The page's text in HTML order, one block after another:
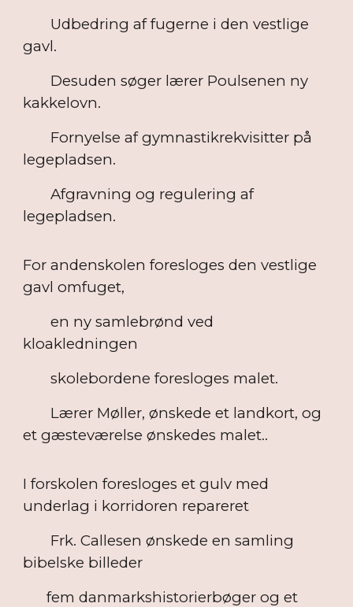
Udbedring af fugerne i den vestlige
gavl.
Desuden søger lærer Poulsenen ny
kakkelovn.
Fornyelse af gymnastikrekvisitter på
legepladsen.
Afgravning og regulering af
legepladsen.
For andenskolen foresloges den vestlige
gavl omfuget,
en ny samlebrønd ved
kloakledningen
skolebordene foresloges malet.
Lærer Møller, ønskede et landkort, og
et gæsteværelse ønskedes malet..
I forskolen foresloges et gulv med
underlag i korridoren repareret
Frk. Callesen ønskede en samling
bibelske billeder
fem danmarkshistorierbøger og et